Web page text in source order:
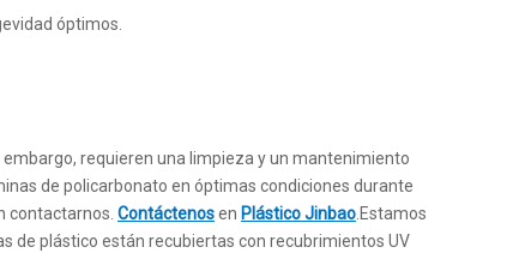
óptimos.
requieren una limpieza y un mantenimiento
de policarbonato en óptimas condiciones durante
contactarnos. Contáctenosen Plástico Jinbao .Estamos
de plástico están recubiertas con recubrimientos UV